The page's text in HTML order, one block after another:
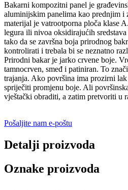
Bakarni kompozitni panel je
aluminijskim panelima kao prednjim i
materijal je vatrootporna ploča klase
legura ili nivoa oksidirajućih
tako da se završna boja prirodnog
kontrolirati i trebala bi se neznatno
Prirodni bakar je jarko crvene boje.
tamnocrven, smeđ i patiniran. To
trajanja. Ako površina ima prozirni
spriječiti promjenu boje. Ali
vještački obraditi, a zatim pretvoriti u
Pošaljite nam e-poštu
Detalji proizvoda
Oznake proizvoda